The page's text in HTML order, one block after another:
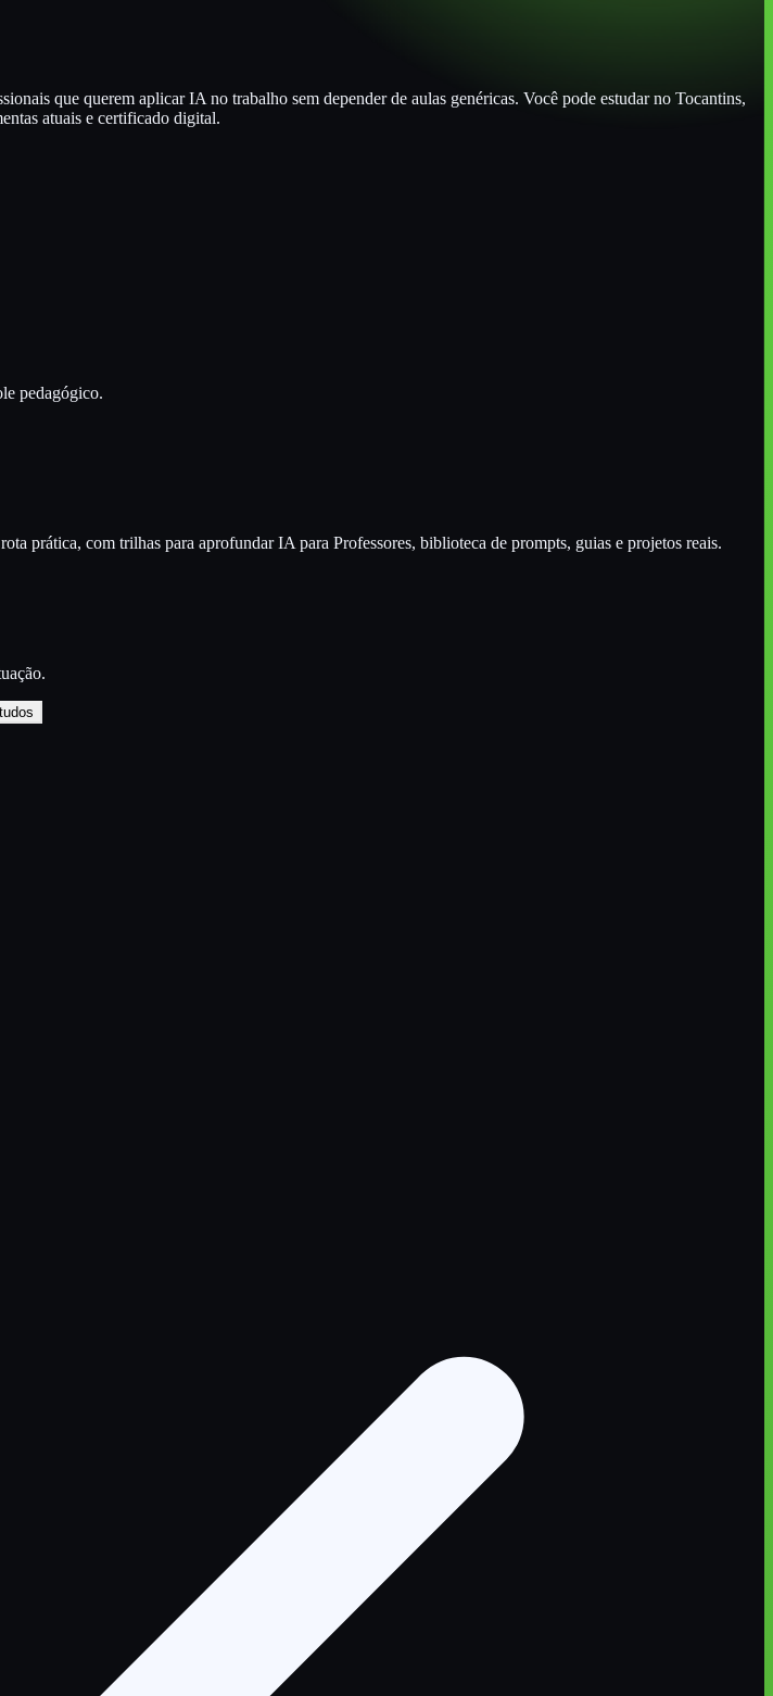
que querem aplicar IA no trabalho sem depender de aulas genéricas. Você pode estudarno Tocantins,
atuais e certificado digital.
pedagógico.
prática, com trilhas para aprofundarIA para Professores, biblioteca de prompts, guias e projetos reais.